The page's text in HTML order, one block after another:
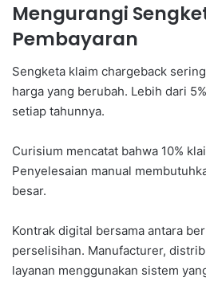
Mengurangi
Pembayaran
Sengketa klaim chargeback
harga yang berubah. Lebih dari
setiap tahunnya.
Curisium mencatat bahwa 10%
Penyelesaian manual
besar.
Kontrak digital bersama antara
perselisihan. Manufacturer,
layanan menggunakan sistem